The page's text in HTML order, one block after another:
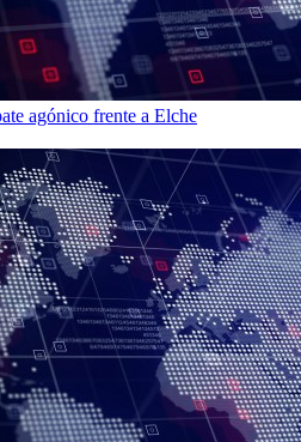
agónico frente a Elche